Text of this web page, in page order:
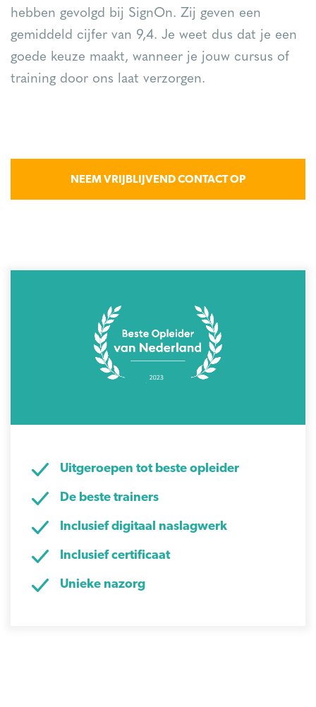
hebben gevolgd bij SignOn. Zij geven een
gemiddeld cijfer van 9,4. Je weet dus dat je een
goede keuze maakt, wanneer je jouw cursus of
training door ons laat verzorgen.
NEEM VRIJBLIJVEND CONTACT OP
Uitgeroepen tot beste opleider
De beste trainers
Inclusief digitaal naslagwerk
Inclusief certificaat
Unieke nazorg